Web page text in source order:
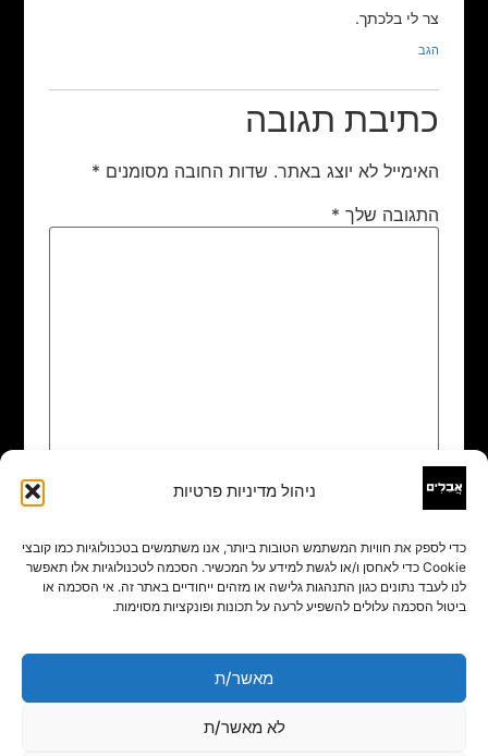
ניהול מדיניות פרטיות
כדי לספק את חוויות המשתמש הטובות ביותר, אנו משתמשים בטכנולוגיות כמו קובצי
Cookie כדי לאחסן ו/או לגשת למידע על המכשיר. הסכמה לטכנולוגיות אלו תאפשר
לנו לעבד נתונים כגון התנהגות גלישה או מזהים ייחודיים באתר זה. אי הסכמה או
ביטול הסכמה עלולים להשפיע לרעה על תכונות ופונקציות מסוימות.
מאשר/ת
לא מאשר/ת
צר לי בלכתך.
הגב
כתיבת תגובה
האימייל לא יוצג באתר. שדות החובה מסומנים *
התגובה שלך *
שם
אימייל*